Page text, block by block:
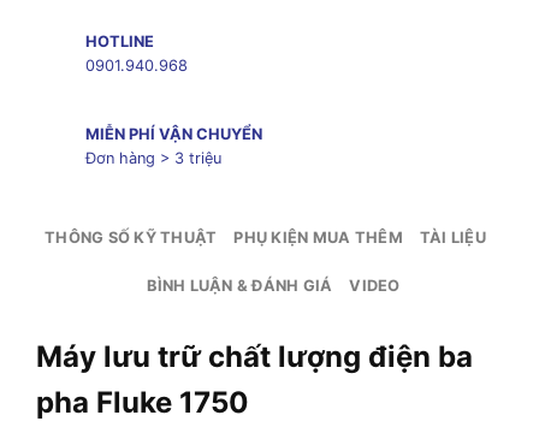
HOTLINE
0901.940.968
MIỄN PHÍ VẬN CHUYỂN
Đơn hàng > 3 triệu
THÔNG SỐ KỸ THUẬT PHỤ KIỆN MUA THÊM TÀI LIỆU
BÌNH LUẬN & ĐÁNH GIÁ VIDEO
Máy lưu trữ chất lượng điện ba
pha Fluke 1750